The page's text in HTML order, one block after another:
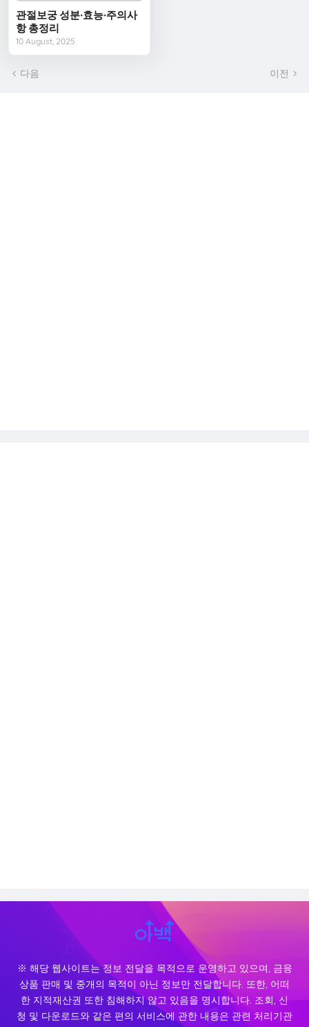
관절보궁 성분·효능·주의사
항 총정리
10 August, 2025
다음 이전
※ 해당 웹사이트는 정보 전달을 목적으로 운영하고 있으며, 금융
상품 판매 및 중개의 목적이 아닌 정보만 전달합니다. 또한, 어떠
한 지적재산권 또한 침해하지 않고 있음을 명시합니다. 조회, 신
청 및 다운로드와 같은 편의 서비스에 관한 내용은 관련 처리기관